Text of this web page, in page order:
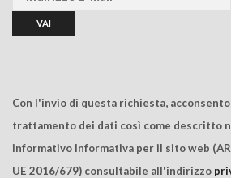
Con l'invio di questa richiesta,
trattamento dei dati così come descritto
informativo Informativa per il sito web
UE 2016/679) consultabile all'indirizzo